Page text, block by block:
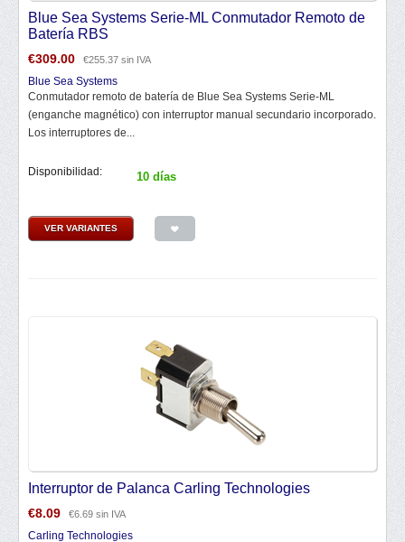
Blue Sea Systems Serie-ML Conmutador Remoto de
Batería RBS
€309.00 €255.37 sin IVA
Blue Sea Systems
Conmutador remoto de batería de Blue Sea Systems Serie-ML
(enganche magnético) con interruptor manual secundario incorporado.
Los interruptores de...
Disponibilidad: 10 días
VER VARIANTES
Interruptor de Palanca Carling Technologies
€8.09 €6.69 sin IVA
Carling Technologies